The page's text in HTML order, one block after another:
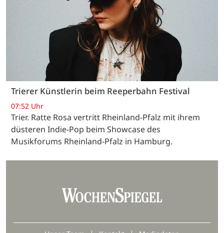
Trierer Künstlerin beim Reeperbahn Festival
07:52 Uhr
Trier. Ratte Rosa vertritt Rheinland-Pfalz mit ihrem
düsteren Indie-Pop beim Showcase des
Musikforums Rheinland-Pfalz in Hamburg.